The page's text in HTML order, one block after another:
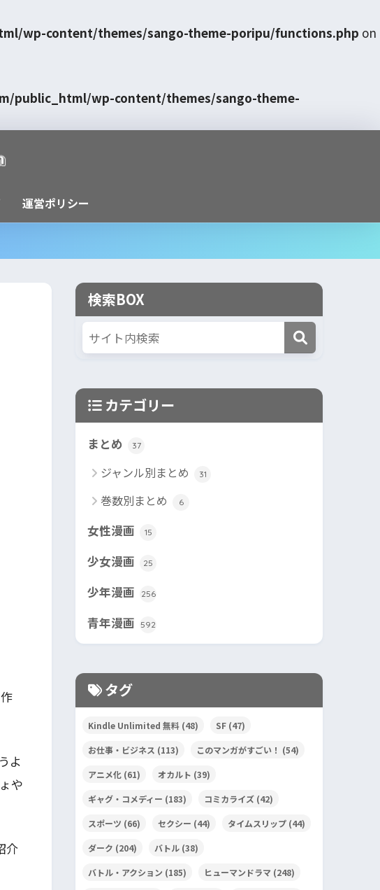
wp-content/themes/sango-theme-poripu/functions.php on
public_html/wp-content/themes/sango-theme-
運営ポリシー
よ
や
介
検索BOX
カテゴリー
まとめ 37
ジャンル別まとめ 31
巻数別まとめ 6
女性漫画 15
少女漫画 25
少年漫画 256
青年漫画 592
タグ
Kindle Unlimited 無料 (48) SF (47)
お仕事・ビジネス (113) このマンガがすごい！ (54)
アニメ化 (61) オカルト (39)
ギャグ・コメディー (183) コミカライズ (42)
スポーツ (66) セクシー (44) タイムスリップ (44)
ダーク (204) バトル (38)
バトル・アクション (185) ヒューマンドラマ (248)